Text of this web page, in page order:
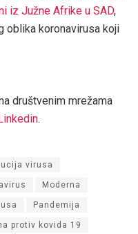
iz Južne Afrike u SAD,
oblika koronavirusa koji
društvenim mrežama
.
virusa
Moderna
Pandemija
protiv kovida 19